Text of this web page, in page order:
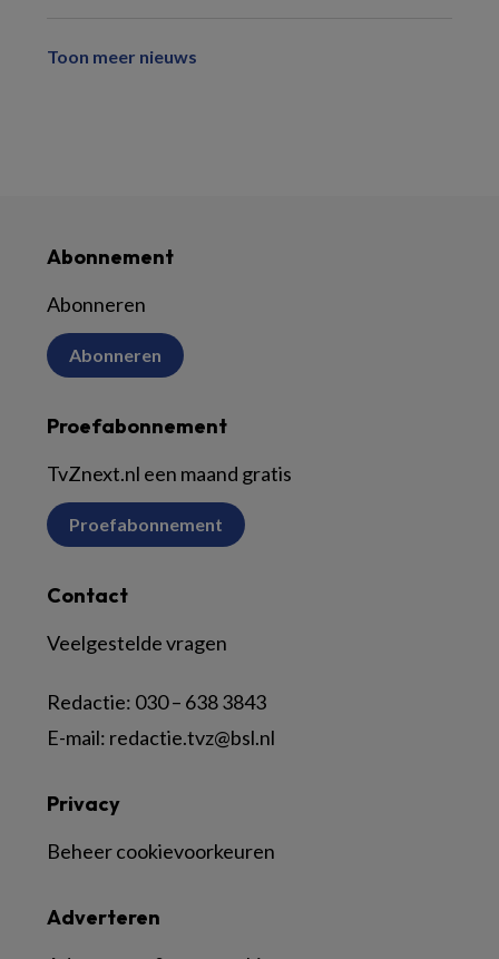
Toon meer nieuws
Abonnement
Abonneren
Abonneren
Proefabonnement
TvZnext.nl een maand gratis
Proefabonnement
Contact
Veelgestelde vragen
Redactie: 030 – 638 3843
E-mail: redactie.tvz@bsl.nl
Adverteren
Privacy
Beheer cookievoorkeuren